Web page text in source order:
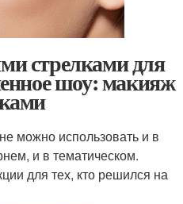
стрелками для
шоу: макияж
можно использовать и в
и в тематическом.
для тех, кто решился на